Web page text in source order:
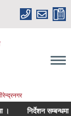
निर्देशन सम्बन्धमा ।